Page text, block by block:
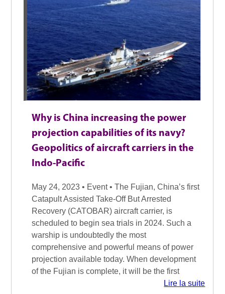
Why is China increasing the power
projection capabilities of its navy?
Geopolitics of aircraft carriers in the
Indo-Pacific
May 24, 2023 • Event • The Fujian, China’s first
Catapult Assisted Take-Off But Arrested
Recovery (CATOBAR) aircraft carrier, is
scheduled to begin sea trials in 2024. Such a
warship is undoubtedly the most
comprehensive and powerful means of power
projection available today. When development
of the Fujian is complete, it will be the first
Lire la suite